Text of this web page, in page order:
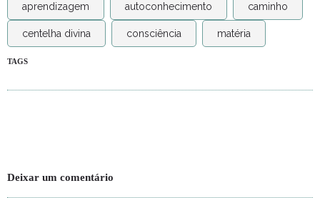
aprendizagem autoconhecimento caminho
centelha divina consciência matéria
TAGS
Deixar um comentário